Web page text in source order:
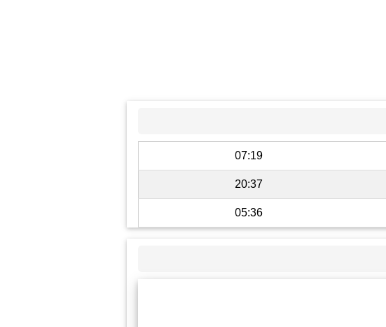
07:19
20:37
05:36